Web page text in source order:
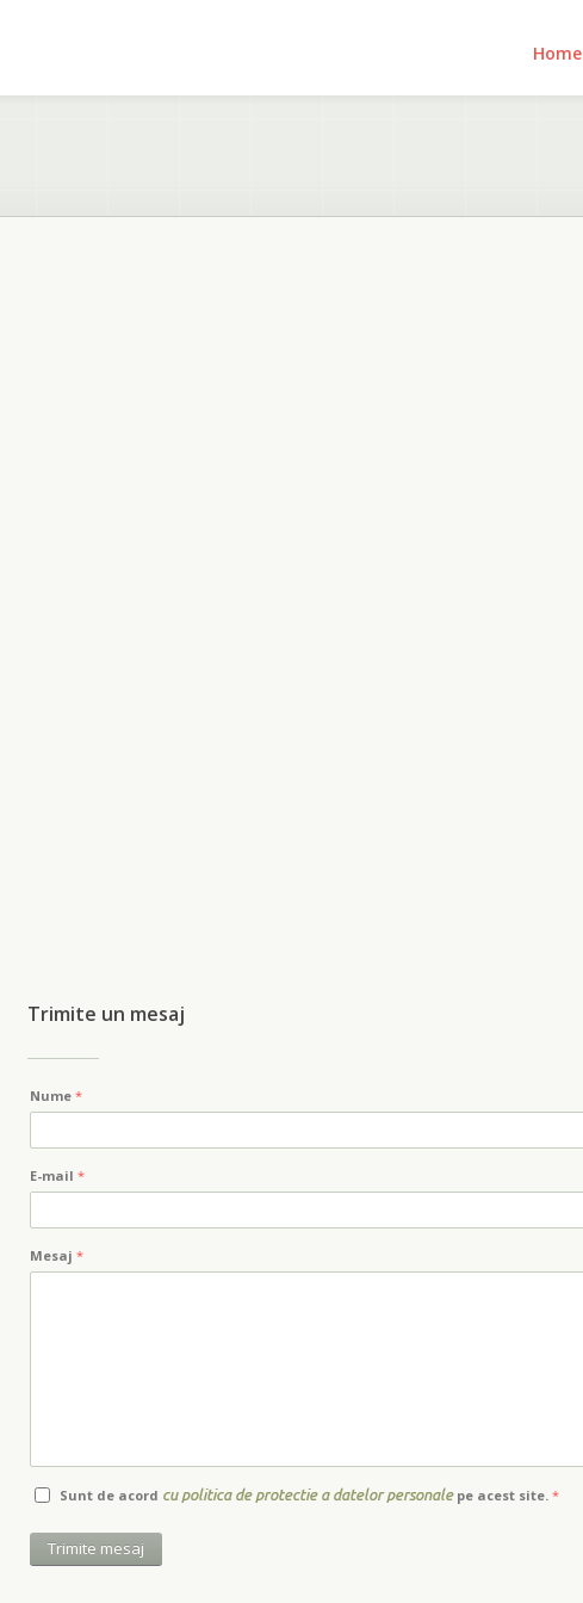
Home
Trimite un mesaj
Nume *
E-mail *
Mesaj *
Sunt de acord cu politica de protectie a datelor personalepe acest site. *